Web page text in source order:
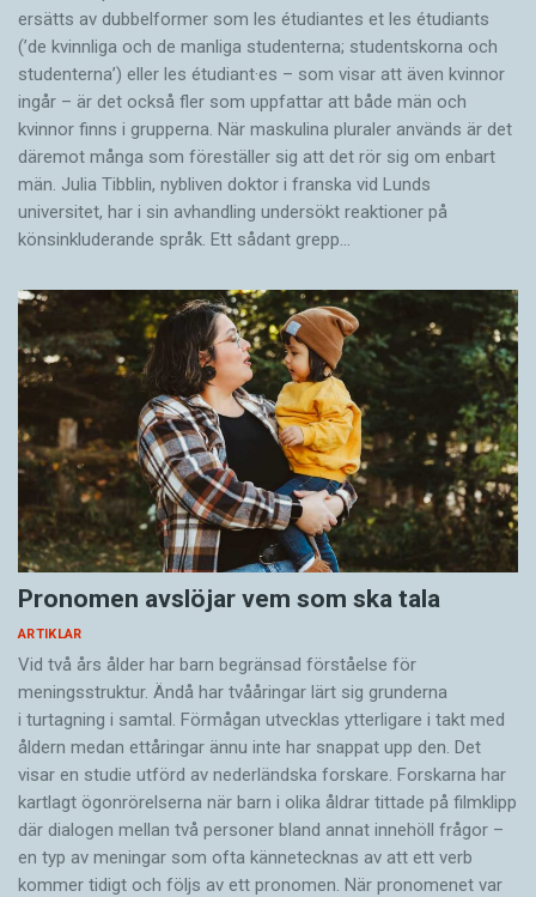
ersätts av dubbel­former som les étudiantes et les étudiants
(’de kvinnliga och de manliga studenterna; studentskorna och
studenterna’) eller les étudiant·es – som visar att även kvinnor
ingår – är det också fler som uppfattar att både män och
kvinnor finns i grupperna. När maskulina pluraler används är det
där­emot många som föreställer sig att det rör sig om enbart
män. Julia Tibblin, nybliven doktor i franska vid Lunds
universitet, har i sin avhandling undersökt reaktioner på
könsinkluderande språk. Ett sådant grepp…
Pronomen avslöjar vem som ska tala
ARTIKLAR
Vid två års ålder har barn begränsad förståelse för
meningsstruktur. Ändå har tvååringar lärt sig grunderna
i turtagning i samtal. Förmågan utvecklas ytterligare i takt med
åldern medan ettåringar ännu inte har snappat upp den. Det
visar en studie utförd av nederländska forskare. Forskarna har
kartlagt ögonrörelserna när barn i olika åldrar tittade på filmklipp
där dialogen mellan två personer bland annat innehöll frågor –
en typ av meningar som ofta kännetecknas av att ett verb
kommer tidigt och följs av ett pronomen. När pronomenet var